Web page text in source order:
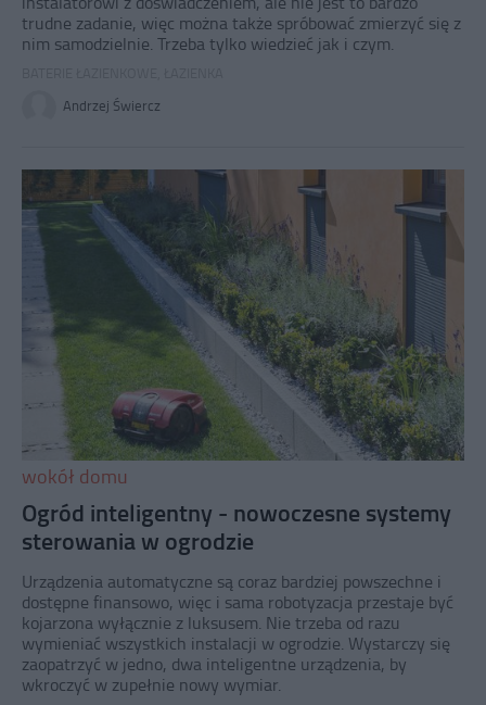
trudne zadanie, więc można także spróbować zmierzyć się z
nim samodzielnie. Trzeba tylko wiedzieć jak i czym.
Andrzej Świercz
wokół domu
Ogród inteligentny - nowoczesne systemy
sterowania w ogrodzie
Urządzenia automatyczne są coraz bardziej powszechne i
dostępne finansowo, więc i sama robotyzacja przestaje być
kojarzona wyłącznie z luksusem. Nie trzeba od razu
wymieniać wszystkich instalacji w ogrodzie. Wystarczy się
zaopatrzyć w jedno, dwa inteligentne urządzenia, by
wkroczyć w zupełnie nowy wymiar.